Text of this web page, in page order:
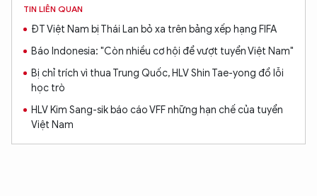
TIN LIÊN QUAN
ĐT Việt Nam bị Thái Lan bỏ xa trên bảng xếp hạng FIFA
Báo Indonesia: "Còn nhiều cơ hội để vượt tuyển Việt Nam"
Bị chỉ trích vì thua Trung Quốc, HLV Shin Tae-yong đổ lỗi
học trò
HLV Kim Sang-sik báo cáo VFF những hạn chế của tuyển
Việt Nam